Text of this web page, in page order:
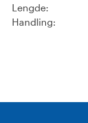
Lengde:
Handling: